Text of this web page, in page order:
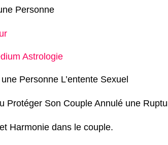
Personne
Astrologie
Personne L’entente Sexuel
Protéger Son Couple Annulé une
Harmonie dans le couple.